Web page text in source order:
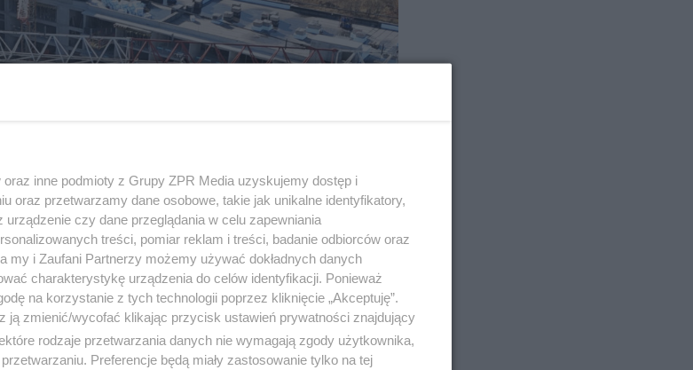
inne podmioty z Grupy ZPR Media uzyskujemy dostęp i
oraz przetwarzamy dane osobowe, takie jak unikalne identyfikatory,
urządzenie czy dane przeglądania w celu zapewniania
treści, pomiar reklam i treści, badanie odbiorców oraz
my i Zaufani Partnerzy możemy używać dokładnych danych
charakterystykę urządzenia do celów identyfikacji. Ponieważ
na korzystanie z tych technologii poprzez kliknięcie „Akceptuję”.
ją zmienić/wycofać klikając przycisk ustawień prywatności znajdujący
rodzaje przetwarzania danych nie wymagają zgody użytkownika,
Preferencje będą miały zastosowanie tylko na tej